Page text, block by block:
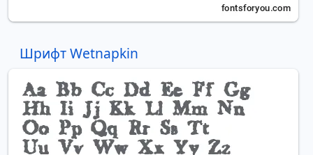
Шрифт Wetnapkin